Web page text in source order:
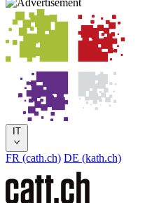
IT
FR (cath.ch) DE (kath.ch)